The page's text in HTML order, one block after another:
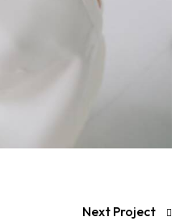
Next Project